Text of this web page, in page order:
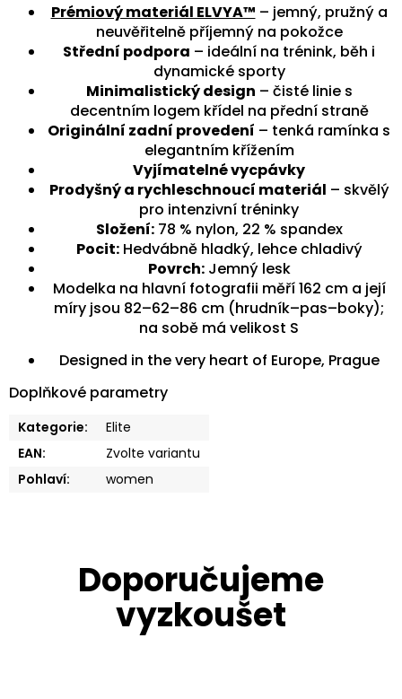
Prémiový materiál ELVYA™ – jemný, pružný a
neuvěřitelně příjemný na pokožce
Střední podpora – ideální na trénink, běh i
dynamické sporty
Minimalistický design – čisté linie s
decentním logem křídel na přední straně
Originální zadní provedení – tenká ramínka s
elegantním křížením
Vyjímatelné vycpávky
Prodyšný a rychleschnoucí materiál – skvělý
pro intenzivní tréninky
Složení: 78 % nylon, 22 % spandex
Pocit: Hedvábně hladký, lehce chladivý
Povrch: Jemný lesk
Modelka na hlavní fotografii měří 162 cm a její
míry jsou 82–62–86 cm (hrudník–pas–boky);
na sobě má velikost S
Designed in the very heart of Europe, Prague
Doplňkové parametry
Kategorie:
Elite
EAN:
Zvolte variantu
Pohlaví: women